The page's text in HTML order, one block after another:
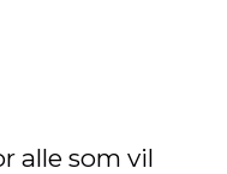
alle som vil